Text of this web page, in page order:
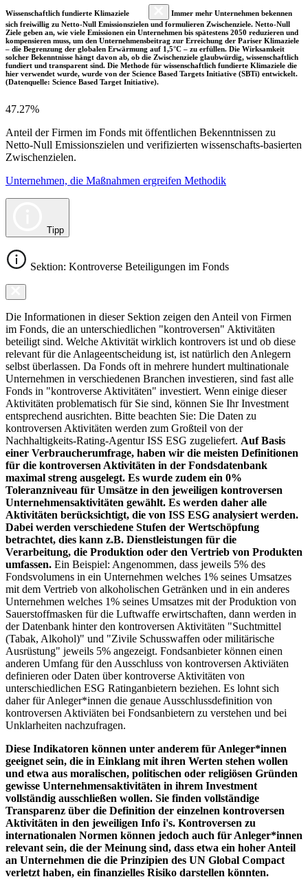
Wissenschaftlich fundierte Klimaziele
Immer mehr Unternehmen bekennen
sich freiwillig zu Netto-Null Emissionszielen und formulieren Zwischenziele. Netto-Null
Ziele geben an, wie viele Emissionen ein Unternehmen bis spätestens 2050 reduzieren und
kompensieren muss, um den Unternehmensbeitrag zur Erreichung der Pariser Klimaziele
– die Begrenzung der globalen Erwärmung auf 1,5°C – zu erfüllen. Die Wirksamkeit
solcher Bekenntnisse hängt davon ab, ob die Zwischenziele glaubwürdig, wissenschaftlich
fundiert und transparent sind. Die Methode für wissenschaftlich fundierte Klimaziele die
hier verwendet wurde, wurde von der Science Based Targets Initiative (SBTi) entwickelt.
(Datenquelle: Science Based Target Initiative).
47.27%
Anteil der Firmen im Fonds mit öffentlichen Bekenntnissen zu
Netto-Null Emissionszielen und verifizierten wissenschafts-basierten
Zwischenzielen.
Unternehmen, die Maßnahmen ergreifen Methodik
Tipp
Sektion: Kontroverse Beteiligungen im Fonds
Die Informationen in dieser Sektion zeigen den Anteil von Firmen
im Fonds, die an unterschiedlichen "kontroversen" Aktivitäten
beteiligt sind. Welche Aktivität wirklich kontrovers ist und ob diese
relevant für die Anlageentscheidung ist, ist natürlich den Anlegern
selbst überlassen. Da Fonds oft in mehrere hundert multinationale
Unternehmen in verschiedenen Branchen investieren, sind fast alle
Fonds in "kontroverse Aktivitäten" investiert. Wenn einige dieser
Aktivitäten problematisch für Sie sind, können Sie Ihr Investment
entsprechend ausrichten. Bitte beachten Sie: Die Daten zu
kontroversen Aktivitäten werden zum Großteil von der
Nachhaltigkeits-Rating-Agentur ISS ESG zugeliefert. Auf Basis
einer Verbraucherumfrage, haben wir die meisten Definitionen
für die kontroversen Aktivitäten in der Fondsdatenbank
maximal streng ausgelegt. Es wurde zudem ein 0%
Toleranzniveau für Umsätze in den jeweiligen kontroversen
Unternehmensaktivitäten gewählt. Es werden daher alle
Aktivitäten berücksichtigt, die von ISS ESG analysiert werden.
Dabei werden verschiedene Stufen der Wertschöpfung
betrachtet, dies kann z.B. Dienstleistungen für die
Verarbeitung, die Produktion oder den Vertrieb von Produkten
umfassen. Ein Beispiel: Angenommen, dass jeweils 5% des
Fondsvolumens in ein Unternehmen welches 1% seines Umsatzes
mit dem Vertrieb von alkoholischen Getränken und in ein anderes
Unternehmen welches 1% seines Umsatzes mit der Produktion von
Sauerstoffmasken für die Luftwaffe erwirtschaften, dann werden in
der Datenbank hinter den kontroversen Aktivitäten "Suchtmittel
(Tabak, Alkohol)" und "Zivile Schusswaffen oder militärische
Ausrüstung" jeweils 5% angezeigt. Fondsanbieter können einen
anderen Umfang für den Ausschluss von kontroversen Aktiviäten
definieren oder Daten über kontroverse Aktivitäten von
unterschiedlichen ESG Ratinganbietern beziehen. Es lohnt sich
daher für Anleger*innen die genaue Ausschlussdefinition von
kontroversen Aktiviäten bei Fondsanbietern zu verstehen und bei
Unklarheiten nachzufragen.
Diese Indikatoren können unter anderem für Anleger*innen
geeignet sein, die in Einklang mit ihren Werten stehen wollen
und etwa aus moralischen, politischen oder religiösen Gründen
gewisse Unternehmensaktivitäten in ihrem Investment
vollständig ausschließen wollen. Sie finden vollständige
Transparenz über die Definition der einzelnen kontroversen
Aktivitäten in den jeweiligen Info i's. Kontroversen zu
internationalen Normen können jedoch auch für Anleger*innen
relevant sein, die der Meinung sind, dass etwa ein hoher Anteil
an Unternehmen die die Prinzipien des UN Global Compact
verletzt haben, ein finanzielles Risiko darstellen könnten.